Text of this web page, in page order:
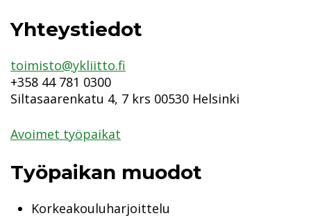
Yhteystiedot
toimisto@ykliitto.fi
+358 44 781 0300
Siltasaarenkatu 4, 7 krs 00530 Helsinki
Avoimet työpaikat
Työpaikan muodot
Korkeakouluharjoittelu